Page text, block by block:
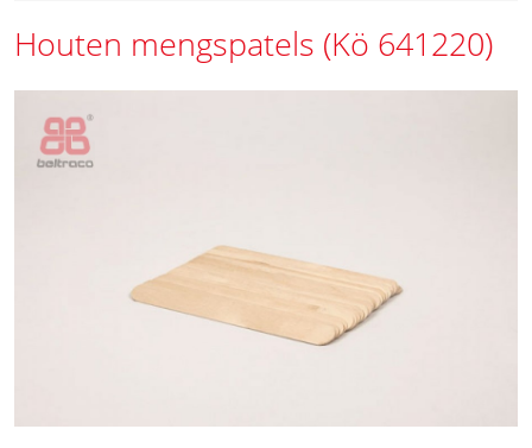
Houten mengspatels (Kö 641220)